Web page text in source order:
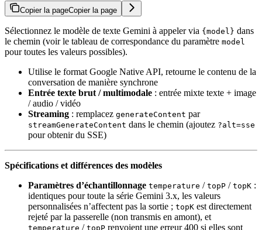
Copier la pageCopier la page
Sélectionnez le modèle de texte Gemini à appeler via {model} dans
le chemin (voir le tableau de correspondance du paramètre model
pour toutes les valeurs possibles).
Utilise le format Google Native API, retourne le contenu de la
conversation de manière synchrone
Entrée texte brut / multimodale : entrée mixte texte + image
/ audio / vidéo
Streaming : remplacez generateContent par
streamGenerateContent dans le chemin (ajoutez ?alt=sse
pour obtenir du SSE)
Spécifications et différences des modèles
Paramètres d’échantillonnage temperature / topP / topK :
identiques pour toute la série Gemini 3.x, les valeurs
personnalisées n’affectent pas la sortie ; topK est directement
rejeté par la passerelle (non transmis en amont), et
temperature / topP renvoient une erreur 400 si elles sont